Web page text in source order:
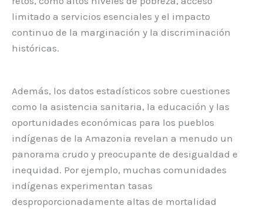
limitado a servicios esenciales y el impacto
continuo de la marginación y la discriminación
históricas.
Además, los datos estadísticos sobre cuestiones
como la asistencia sanitaria, la educación y las
oportunidades económicas para los pueblos
indígenas de la Amazonia revelan a menudo un
panorama crudo y preocupante de desigualdad e
inequidad. Por ejemplo, muchas comunidades
indígenas experimentan tasas
desproporcionadamente altas de mortalidad